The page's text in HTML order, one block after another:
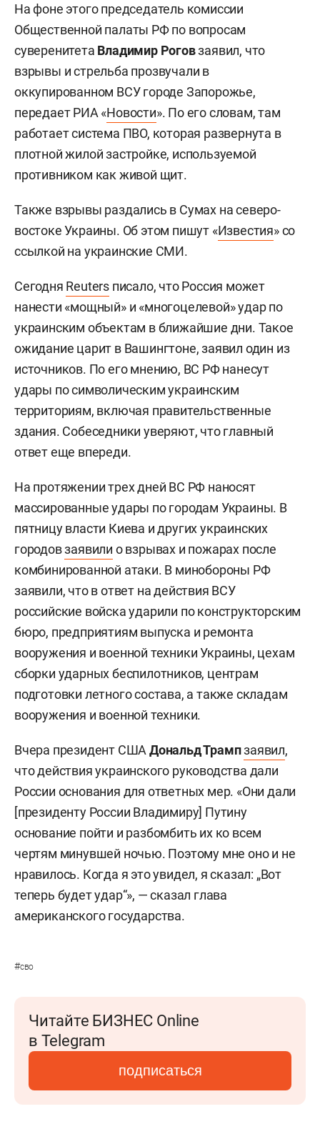
На фоне этого председатель комиссии
Общественной палаты РФ по вопросам
суверенитета Владимир Роговзаявил, что
взрывы и стрельба прозвучали в
оккупированном ВСУ городе Запорожье,
передает РИА «Новости». По его словам, там
работает система ПВО, которая развернута в
плотной жилой застройке, используемой
противником как живой щит.
Также взрывы раздались в Сумах на северо-
востоке Украины. Об этом пишут «Известия» со
ссылкой на украинские СМИ.
Сегодня Reuters писало, что Россия может
нанести «мощный» и «многоцелевой» удар по
украинским объектам в ближайшие дни. Такое
ожидание царит в Вашингтоне, заявил один из
источников. По его мнению, ВС РФ нанесут
удары по символическим украинским
территориям, включая правительственные
здания. Собеседники уверяют, что главный
ответ еще впереди.
На протяжении трех дней ВС РФ наносят
массированные удары по городам Украины. В
пятницу власти Киева и других украинских
городовзаявили о взрывах и пожарах после
комбинированной атаки. В минобороны РФ
заявили, что в ответ на действия ВСУ
российские войска ударили по конструкторским
бюро, предприятиям выпуска и ремонта
вооружения и военной техники Украины, цехам
сборки ударных беспилотников, центрам
подготовки летного состава, а также складам
вооружения и военной техники.
Вчера президент США Дональд Трампзаявил,
что действия украинского руководства дали
России основания для ответных мер. «Они дали
[президенту России Владимиру] Путину
основание пойти и разбомбить их ко всем
чертям минувшей ночью. Поэтому мне оно и не
нравилось. Когда я это увидел, я сказал: „Вот
теперь будет удар“», — сказал глава
американского государства.
#сво
Читайте БИЗНЕС Online
в Telegram
подписаться